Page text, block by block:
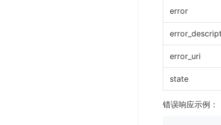
error
error_uri
state
错误响应示例：